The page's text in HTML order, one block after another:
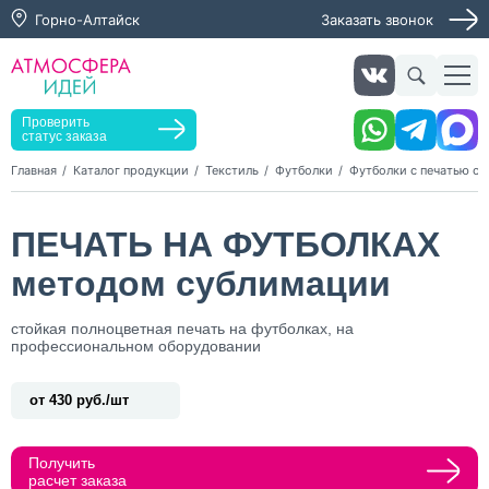
Горно-Алтайск Заказать звонок
Проверить
статус заказа
Главная Каталог продукции Текстиль Футболки Футболки с печатью
ПЕЧАТЬ НА ФУТБОЛКАХ
методом сублимации
стойкая полноцветная печать на футболках, на
профессиональном оборудовании
от 430 руб./шт
Получить
расчет заказа
Заказать услугу
Оставьте заявку, мы свяжемся с вами в ближайшее
Заказать звонок
обработку персональных данных и согласие с политикой
конфиденциальности
Нажимая на кнопку, я даю согласие на получение
информационных и рекламных рассылок
Оставить